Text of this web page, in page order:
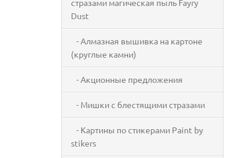
стразами магическая пыль Fayry
Dust
- Алмазная вышивка на картоне
(круглые камни)
- Акционные предложения
- Мишки с блестящими стразами
- Картины по стикерами Paint by
stikers